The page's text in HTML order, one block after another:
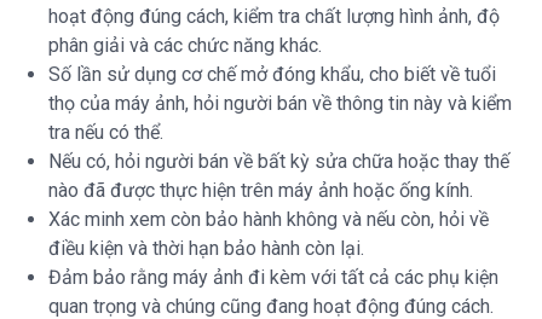
hoạt động đúng cách, kiểm tra chất lượng hình ảnh, độ
phân giải và các chức năng khác.
Số lần sử dụng cơ chế mở đóng khẩu, cho biết về tuổi
thọ của máy ảnh, hỏi người bán về thông tin này và kiểm
tra nếu có thể.
Nếu có, hỏi người bán về bất kỳ sửa chữa hoặc thay thế
nào đã được thực hiện trên máy ảnh hoặc ống kính.
Xác minh xem còn bảo hành không và nếu còn, hỏi về
điều kiện và thời hạn bảo hành còn lại.
Đảm bảo rằng máy ảnh đi kèm với tất cả các phụ kiện
quan trọng và chúng cũng đang hoạt động đúng cách.